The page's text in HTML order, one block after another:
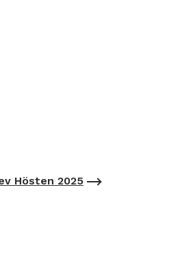
Hösten 2025